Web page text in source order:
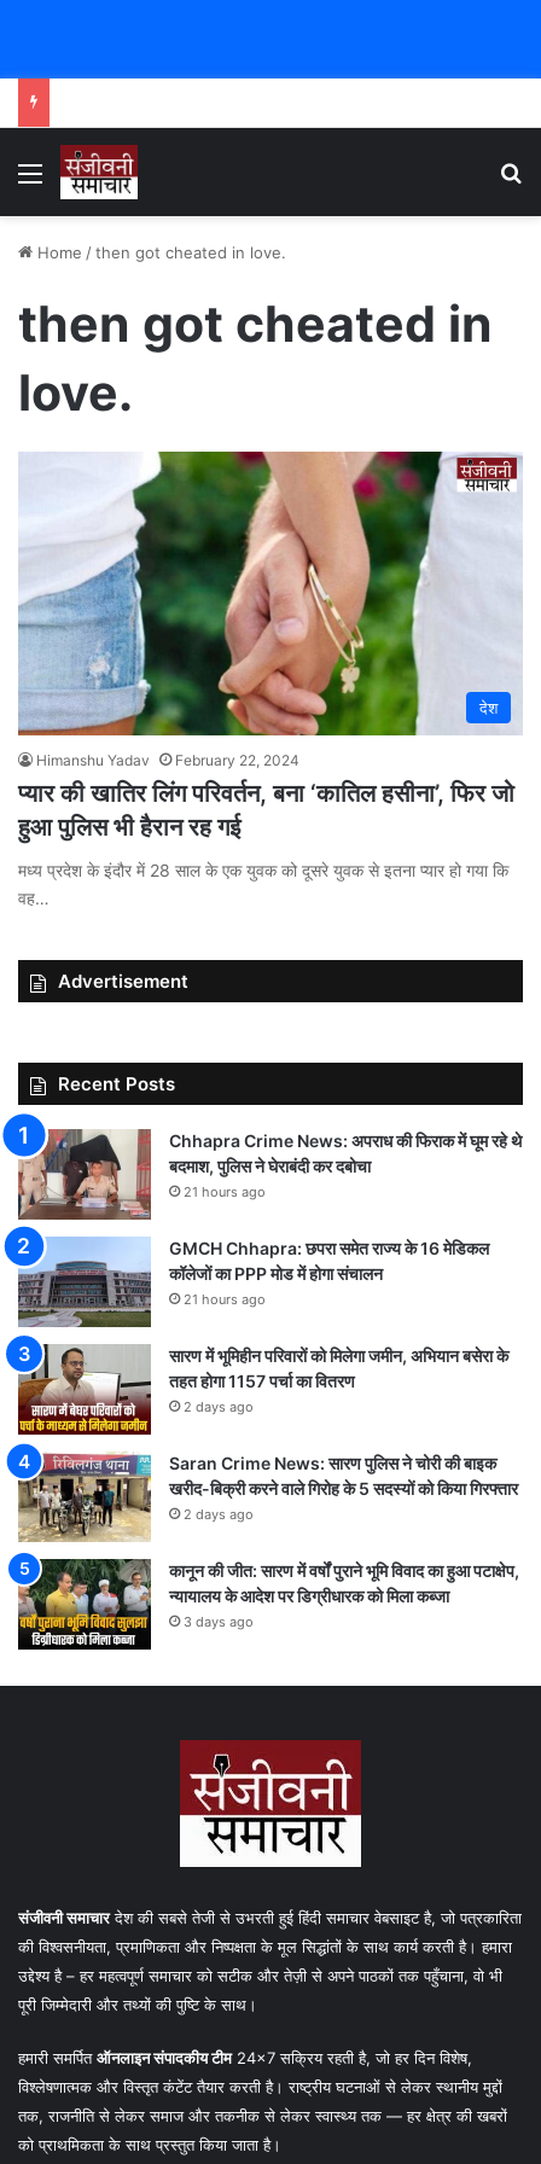
Menu
Home /then got cheated in love.
then got cheated in
love.
देश
Himanshu Yadav February 22, 2024
प्यार की खातिर लिंग परिवर्तन, बना ‘कातिल हसीना’, फिर जो
हुआ पुलिस भी हैरान रह गई
मध्य प्रदेश के इंदौर में 28 साल के एक युवक को दूसरे युवक से इतना प्यार हो गया कि
वह…
Advertisement
Recent Posts
Chhapra Crime News: अपराध की फिराक में घूम रहे थे
बदमाश, पुलिस ने घेराबंदी कर दबोचा
21 hours ago
GMCH Chhapra: छपरा समेत राज्य के 16 मेडिकल
कॉलेजों का PPP मोड में होगा संचालन
21 hours ago
सारण में भूमिहीन परिवारों को मिलेगा जमीन, अभियान बसेरा के
तहत होगा 1157 पर्चा का वितरण
2 days ago
Saran Crime News: सारण पुलिस ने चोरी की बाइक
खरीद-बिक्री करने वाले गिरोह के 5 सदस्यों को किया गिरफ्तार
2 days ago
कानून की जीत: सारण में वर्षों पुराने भूमि विवाद का हुआ पटाक्षेप,
न्यायालय के आदेश पर डिग्रीधारक को मिला कब्जा
3 days ago
संजीवनी समाचारदेश की सबसे तेजी से उभरती हुई हिंदी समाचार वेबसाइट है, जो पत्रकारिता
की विश्वसनीयता, प्रमाणिकता और निष्पक्षता के मूल सिद्धांतों के साथ कार्य करती है। हमारा
उद्देश्य है – हर महत्वपूर्ण समाचार को सटीक और तेज़ी से अपने पाठकों तक पहुँचाना, वो भी
पूरी जिम्मेदारी और तथ्यों की पुष्टि के साथ।
हमारी समर्पितऑनलाइन संपादकीय टीम24×7 सक्रिय रहती है, जो हर दिन विशेष,
विश्लेषणात्मक और विस्तृत कंटेंट तैयार करती है। राष्ट्रीय घटनाओं से लेकर स्थानीय मुद्दों
तक, राजनीति से लेकर समाज और तकनीक से लेकर स्वास्थ्य तक — हर क्षेत्र की खबरों
को प्राथमिकता के साथ प्रस्तुत किया जाता है।